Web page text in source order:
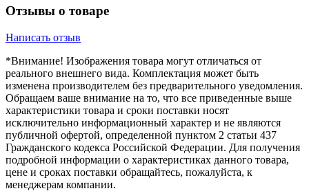
Отзывы о товаре
Написать отзыв
*Внимание! Изображения товара могут отличаться от
реального внешнего вида. Комплектация может быть
изменена производителем без предварительного уведомления.
Обращаем ваше внимание на то, что все приведенные выше
характеристики товара и сроки поставки носят
исключительно информационный характер и не являются
публичной офертой, определенной пунктом 2 статьи 437
Гражданского кодекса Российской Федерации. Для получения
подробной информации о характеристиках данного товара,
цене и сроках поставки обращайтесь, пожалуйста, к
менеджерам компании.